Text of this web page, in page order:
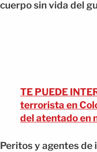
cuerpo sin vida del
TE PUEDE
terrorista en
del atentado en
Peritos y agentes de